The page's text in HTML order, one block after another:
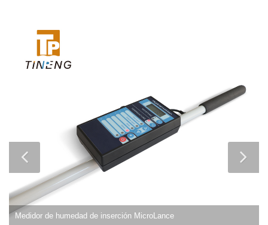
Medidor de humedad de inserción MicroLance